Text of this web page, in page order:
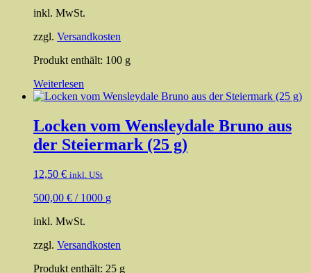
gewählt
werden
inkl. MwSt.
zzgl. Versandkosten
Produkt enthält: 100 g
Weiterlesen
Locken vom Wensleydale Bruno aus
der Steiermark (25 g)
12,50 € inkl. USt
500,00 € / 1000 g
inkl. MwSt.
zzgl. Versandkosten
Produkt enthält: 25 g